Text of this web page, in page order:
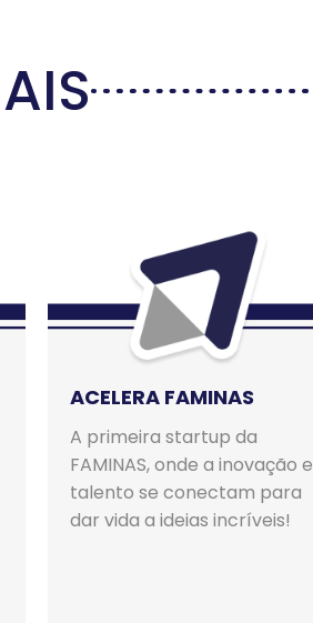
ACELERA FAMINAS
A primeira startup da
FAMINAS, onde a inovação e
talento se conectam para
dar vida a ideias incríveis!